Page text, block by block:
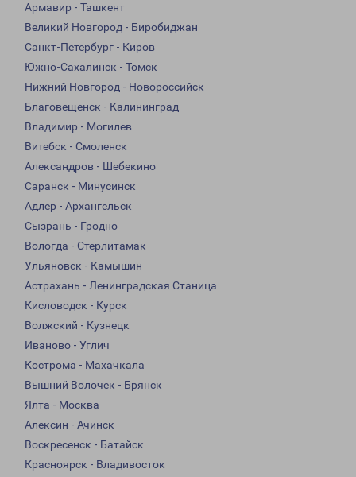
Армавир - Ташкент
Великий Новгород - Биробиджан
Санкт-Петербург - Киров
Южно-Сахалинск - Томск
Нижний Новгород - Новороссийск
Благовещенск - Калининград
Владимир - Могилев
Витебск - Смоленск
Александров - Шебекино
Саранск - Минусинск
Адлер - Архангельск
Сызрань - Гродно
Вологда - Стерлитамак
Ульяновск - Камышин
Астрахань - Ленинградская Станица
Кисловодск - Курск
Волжский - Кузнецк
Иваново - Углич
Кострома - Махачкала
Вышний Волочек - Брянск
Ялта - Москва
Алексин - Ачинск
Воскресенск - Батайск
Красноярск - Владивосток